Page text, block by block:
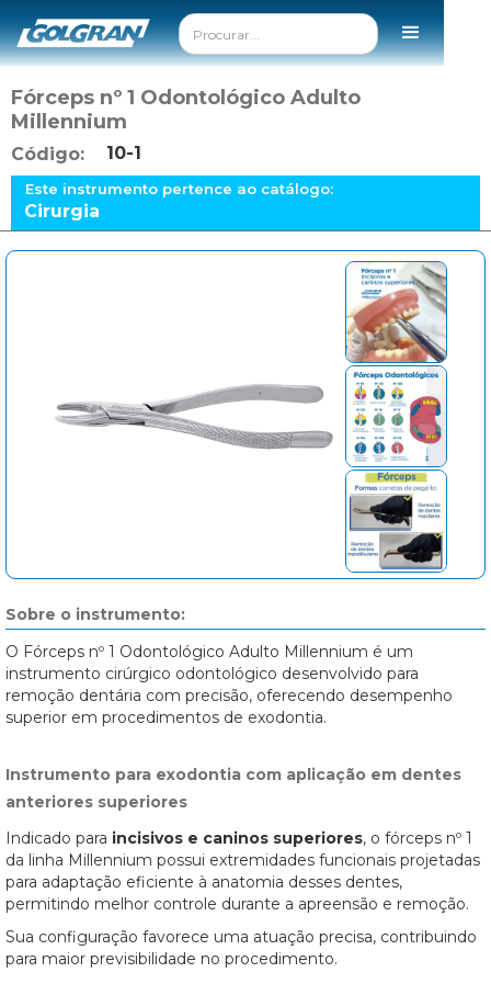
Fórceps nº 1 Odontológico Adulto
Millennium
Código: 10-1
Este instrumento pertence ao catálogo:
Cirurgia
Sobre o instrumento:
O Fórceps nº 1 Odontológico Adulto Millennium é um
instrumento cirúrgico odontológico desenvolvido para
remoção dentária com precisão, oferecendo desempenho
superior em procedimentos de exodontia.
Instrumento para exodontia com aplicação em dentes
anteriores superiores
Indicado para incisivos e caninos superiores, o fórceps nº 1
da linha Millennium possui extremidades funcionais projetadas
para adaptação eficiente à anatomia desses dentes,
permitindo melhor controle durante a apreensão e remoção.
Sua configuração favorece uma atuação precisa, contribuindo
para maior previsibilidade no procedimento.